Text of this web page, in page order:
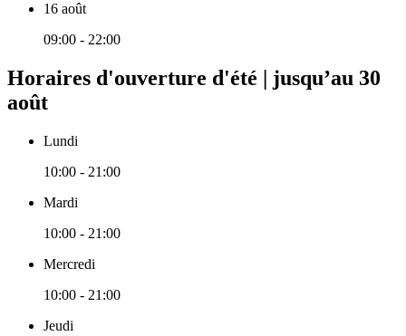
16 août
09:00 - 22:00
Horaires d'ouverture d'été | jusqu’au 30
août
Lundi
10:00 - 21:00
Mardi
10:00 - 21:00
Mercredi
10:00 - 21:00
Jeudi